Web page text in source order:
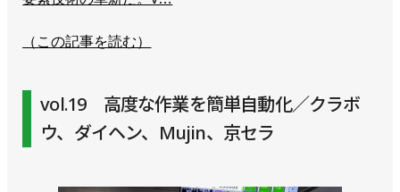
（この記事を読む）
vol.19 高度な作業を簡単自動化／クラボ
ウ、ダイヘン、Mujin、京セラ